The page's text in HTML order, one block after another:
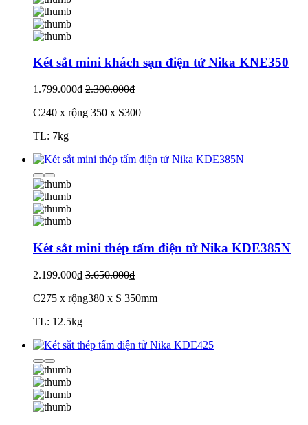
Két sắt mini khách sạn điện tử Nika KNE350
1.799.000₫ 2.300.000₫
C240 x rộng 350 x S300
TL: 7kg
Két sắt mini thép tấm điện tử Nika KDE385N
2.199.000₫ 3.650.000₫
C275 x rộng380 x S 350mm
TL: 12.5kg